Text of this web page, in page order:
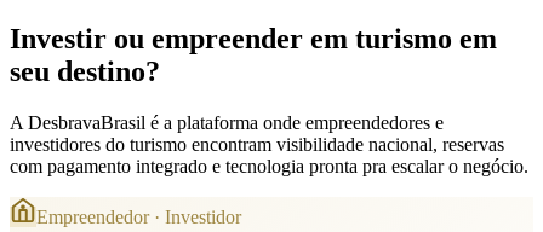
Investir ou empreender em turismo em
seu destino?
A DesbravaBrasil é a plataforma onde empreendedores e
investidores do turismo encontram visibilidade nacional, reservas
com pagamento integrado e tecnologia pronta pra escalar o negócio.
Empreendedor · Investidor